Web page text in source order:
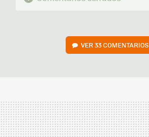
VER33 COMENTARIOS